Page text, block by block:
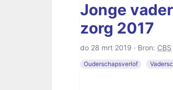
Jonge
zorg 2017
do 28 mrt 2019 · Bron: CBS
Ouderschapsverlof